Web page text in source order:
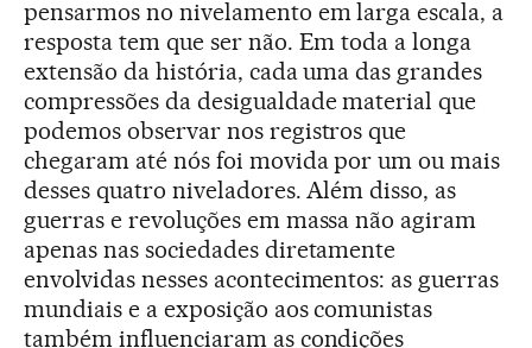
pensarmos no nivelamento em larga escala, a
resposta tem que ser não. Em toda a longa
extensão da história, cada uma das grandes
compressões da desigualdade material que
podemos observar nos registros que
chegaram até nós foi movida por um ou mais
desses quatro niveladores. Além disso, as
guerras e revoluções em massa não agiram
apenas nas sociedades diretamente
envolvidas nesses acontecimentos: as guerras
mundiais e a exposição aos comunistas
também influenciaram as condições